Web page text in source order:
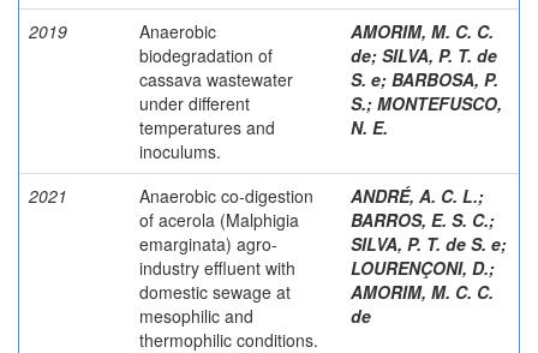
2019
Anaerobic
biodegradation of
cassava wastewater
under different
temperatures and
inoculums.
AMORIM, M. C. C.
de; SILVA, P. T. de
S. e; BARBOSA, P.
S.; MONTEFUSCO,
N. E.
2021
Anaerobic co-digestion
of acerola (Malphigia
emarginata) agro-
industry effluent with
domestic sewage at
mesophilic and
thermophilic conditions.
ANDRÉ, A. C. L.;
BARROS, E. S. C.;
SILVA, P. T. de S. e;
LOURENÇONI, D.;
AMORIM, M. C. C.
de